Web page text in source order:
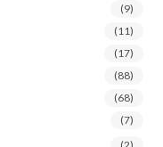
(9)
(11)
(17)
(88)
(68)
(7)